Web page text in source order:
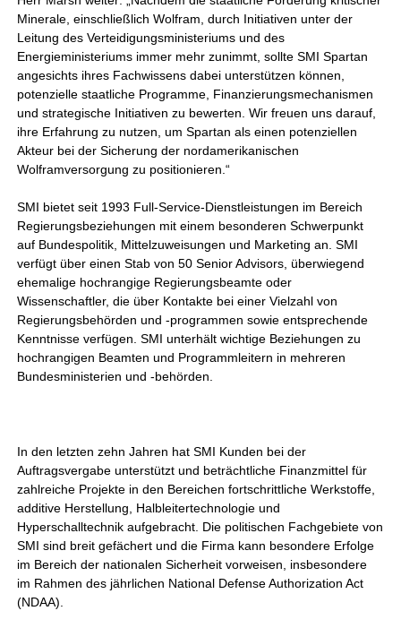
Minerale, einschließlich Wolfram, durch Initiativen unter der
Leitung des Verteidigungsministeriums und des
Energieministeriums immer mehr zunimmt, sollte SMI Spartan
angesichts ihres Fachwissens dabei unterstützen können,
potenzielle staatliche Programme, Finanzierungsmechanismen
und strategische Initiativen zu bewerten. Wir freuen uns darauf,
ihre Erfahrung zu nutzen, um Spartan als einen potenziellen
Akteur bei der Sicherung der nordamerikanischen
Wolframversorgung zu positionieren.“
SMI bietet seit 1993 Full-Service-Dienstleistungen im Bereich
Regierungsbeziehungen mit einem besonderen Schwerpunkt
auf Bundespolitik, Mittelzuweisungen und Marketing an. SMI
verfügt über einen Stab von 50 Senior Advisors, überwiegend
ehemalige hochrangige Regierungsbeamte oder
Wissenschaftler, die über Kontakte bei einer Vielzahl von
Regierungsbehörden und -programmen sowie entsprechende
Kenntnisse verfügen. SMI unterhält wichtige Beziehungen zu
hochrangigen Beamten und Programmleitern in mehreren
Bundesministerien und -behörden.
In den letzten zehn Jahren hat SMI Kunden bei der
Auftragsvergabe unterstützt und beträchtliche Finanzmittel für
zahlreiche Projekte in den Bereichen fortschrittliche Werkstoffe,
additive Herstellung, Halbleitertechnologie und
Hyperschalltechnik aufgebracht. Die politischen Fachgebiete von
SMI sind breit gefächert und die Firma kann besondere Erfolge
im Bereich der nationalen Sicherheit vorweisen, insbesondere
im Rahmen des jährlichen National Defense Authorization Act
(NDAA).